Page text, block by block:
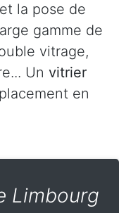
la pose de
gamme de
vitrage,
Un vitrier
en
Limbourg